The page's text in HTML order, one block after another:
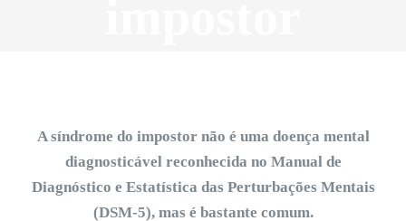
A síndrome do impostor não é uma doença mental
diagnosticável reconhecida no Manual de
Diagnóstico e Estatística das Perturbações Mentais
(DSM-5), mas é bastante comum.